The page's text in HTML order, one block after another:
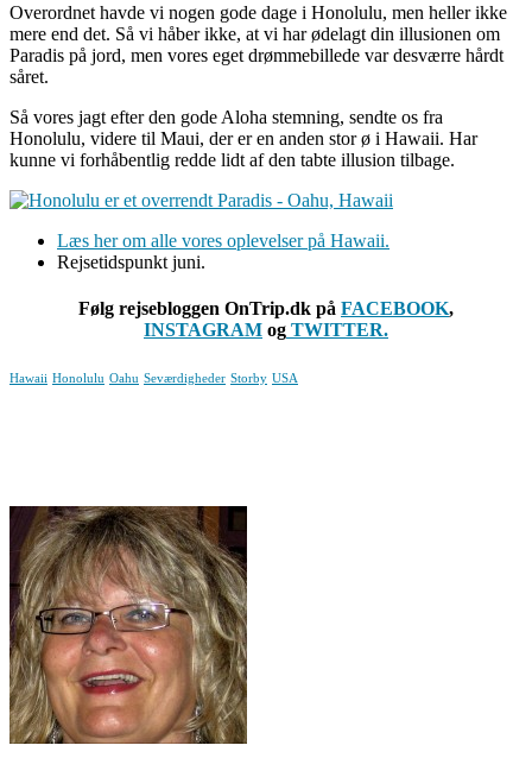
Overordnet havde vi nogen gode dage i Honolulu, men heller ikke
mere end det. Så vi håber ikke, at vi har ødelagt din illusionen om
Paradis på jord, men vores eget drømmebillede var desværre hårdt
såret.
Så vores jagt efter den gode Aloha stemning, sendte os fra
Honolulu, videre til Maui, der er en anden stor ø i Hawaii. Har
kunne vi forhåbentlig redde lidt af den tabte illusion tilbage.
Læs her om alle vores oplevelser på Hawaii.
Rejsetidspunkt juni.
Følg rejsebloggen OnTrip.dk på FACEBOOK,
INSTAGRAM og TWITTER.
Hawaii Honolulu Oahu Seværdigheder Storby USA